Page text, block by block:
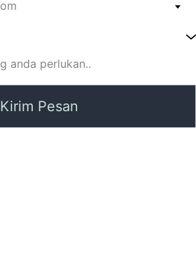
Kirim Pesan